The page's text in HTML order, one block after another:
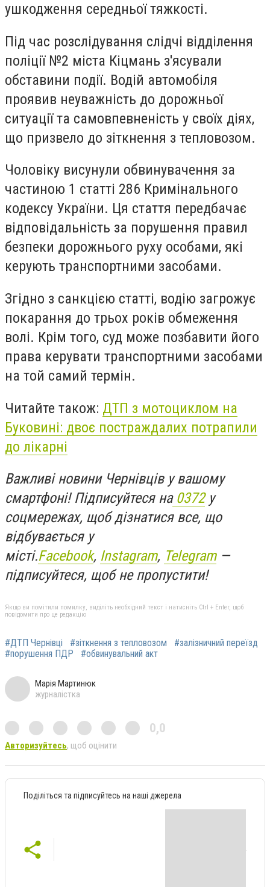
ушкодження середньої тяжкості.
Під час розслідування слідчі відділення
поліції №2 міста Кіцмань з'ясували
обставини події. Водій автомобіля
проявив неуважність до дорожньої
ситуації та самовпевненість у своїх діях,
що призвело до зіткнення з тепловозом.
Чоловіку висунули обвинувачення за
частиною 1 статті 286 Кримінального
кодексу України. Ця стаття передбачає
відповідальність за порушення правил
безпеки дорожнього руху особами, які
керують транспортними засобами.
Згідно з санкцією статті, водію загрожує
покарання до трьох років обмеження
волі. Крім того, суд може позбавити його
права керувати транспортними засобами
на той самий термін.
Читайте також: ДТП з мотоциклом на
Буковині: двоє постраждалих потрапили
до лікарні
Важливі новини Чернівців у вашому
смартфоні! Підписуйтеся на0372у
соцмережах, щоб дізнатися все, що
відбувається у
місті.Facebook, Instagram, Telegram—
підписуйтеся, щоб не пропустити!
Якщо ви помітили помилку, виділіть необхідний текст і натисніть Ctrl + Enter, щоб
повідомити про це редакцію
#ДТП Чернівці #зіткнення з тепловозом
#залізничний переїзд
#порушення ПДР
#обвинувальний акт
Марія Мартинюк
журналістка
0,0
Авторизуйтесь, щоб оцінити
Поділіться та підписуйтесь на наші джерела